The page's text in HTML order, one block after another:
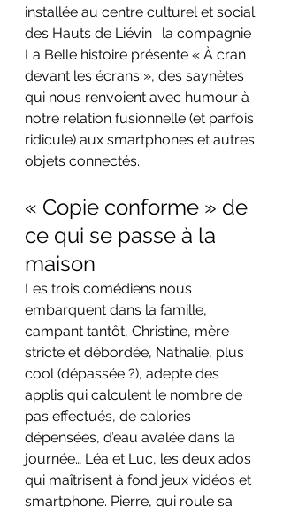
installée au centre culturel et social
des Hauts de Liévin : la compagnie
La Belle histoire présente « À cran
devant les écrans », des saynètes
qui nous renvoient avec humour à
notre relation fusionnelle (et parfois
ridicule) aux smartphones et autres
objets connectés.
« Copie conforme » de
ce qui se passe à la
maison
Les trois comédiens nous
embarquent dans la famille,
campant tantôt, Christine, mère
stricte et débordée, Nathalie, plus
cool (dépassée ?), adepte des
applis qui calculent le nombre de
pas effectués, de calories
dépensées, d’eau avalée dans la
journée… Léa et Luc, les deux ados
qui maîtrisent à fond jeux vidéos et
smartphone. Pierre, qui roule sa